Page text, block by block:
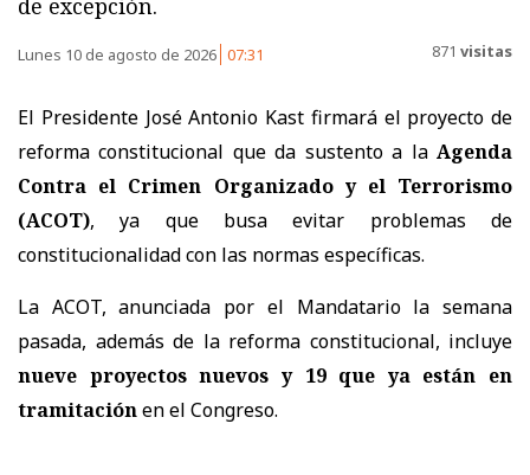
Lunes 10 de agosto de 2026 07:31 871 visitas
El Presidente José Antonio Kast firmará el proyecto de
reforma constitucional que da sustento a la Agenda
Contra el Crimen Organizado y el Terrorismo
(ACOT), ya que busa evitar problemas de
constitucionalidad con las normas específicas.
La ACOT, anunciada por el Mandatario la semana
pasada, además de la reforma constitucional, incluye
nueve proyectos nuevos y 19 que ya están en
tramitaciónen el Congreso.